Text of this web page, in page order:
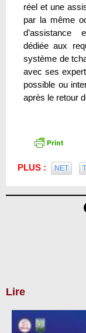
réel et une
par la même
d’assistance
dédiée aux
système de
avec ses
possible ou
après le retour
PLUS : NET
Lire